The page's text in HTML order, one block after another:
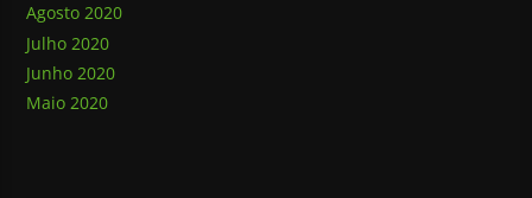
Agosto 2020
Julho 2020
Junho 2020
Maio 2020